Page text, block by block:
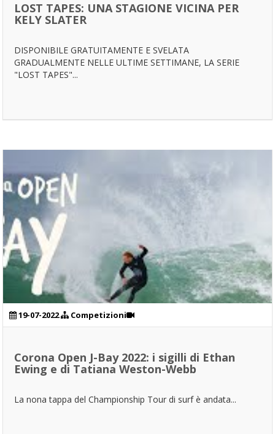
LOST TAPES: UNA STAGIONE VICINA PER
KELY SLATER
DISPONIBILE GRATUITAMENTE E SVELATA
GRADUALMENTE NELLE ULTIME SETTIMANE, LA SERIE
"LOST TAPES"...
19-07-2022 Competizioni
Corona Open J-Bay 2022: i sigilli di Ethan
Ewing e di Tatiana Weston-Webb
La nona tappa del Championship Tour di surf è andata...